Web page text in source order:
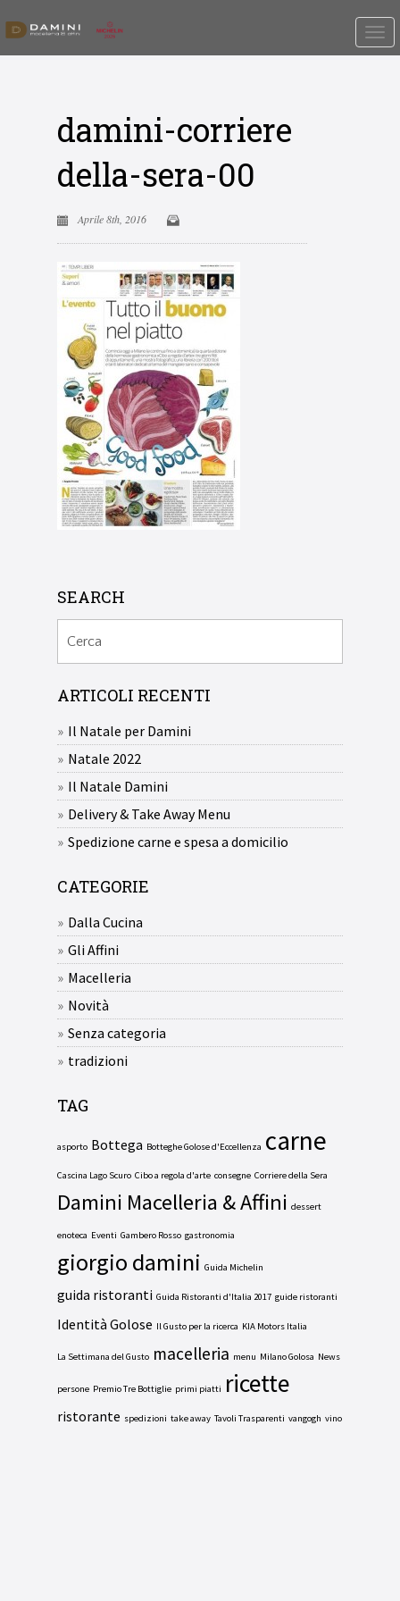
damini-corriere
della-sera-00
Aprile 8th, 2016
SEARCH
ARTICOLI RECENTI
Il Natale per Damini
Natale 2022
Il Natale Damini
Delivery & Take Away Menu
Spedizione carne e spesa a domicilio
CATEGORIE
Dalla Cucina
Gli Affini
Macelleria
Novità
Senza categoria
tradizioni
TAG
asporto Bottega Botteghe Golose d'Eccellenza carne
Cascina Lago Scuro Cibo a regola d'arte consegne Corriere della Sera
Damini Macelleria & Affini dessert
enoteca Eventi Gambero Rosso gastronomia
giorgio damini Guida Michelin
guida ristoranti Guida Ristoranti d'Italia 2017 guide ristoranti
Identità Golose Il Gusto per la ricerca KIA Motors Italia
La Settimana del Gusto macelleria menu Milano Golosa News
persone Premio Tre Bottiglie primi piatti ricette
ristorante spedizioni take away Tavoli Trasparenti vangogh vino